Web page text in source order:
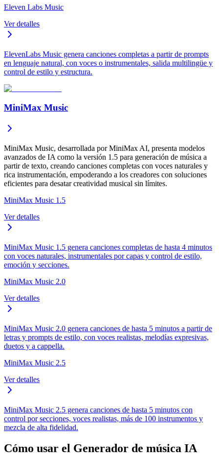
Eleven Labs Music
Ver detalles
ElevenLabs Music genera canciones completas a partir de prompts
en lenguaje natural, con voces o instrumentales, salida multilingüe y
control de estilo y estructura.
MiniMax Music
MiniMax Music, desarrollada por MiniMax AI, presenta modelos
avanzados de IA como la versión 1.5 para generación de música a
partir de texto, creando canciones completas con voces naturales y
rica instrumentación, empoderando a los creadores con soluciones
eficientes para desatar creatividad musical sin límites.
MiniMax Music 1.5
Ver detalles
MiniMax Music 1.5 genera canciones completas de hasta 4 minutos
con voces naturales, instrumentales por capas y control de estilo,
emoción y secciones.
MiniMax Music 2.0
Ver detalles
MiniMax Music 2.0 genera canciones de hasta 5 minutos a partir de
letras y prompts de estilo, con voces realistas, melodías expresivas,
duetos y a cappella.
MiniMax Music 2.5
Ver detalles
MiniMax Music 2.5 genera canciones de hasta 5 minutos con
control por secciones, voces realistas, más de 100 instrumentos y
mezcla de alta fidelidad.
Cómo usar el Generador de música IA